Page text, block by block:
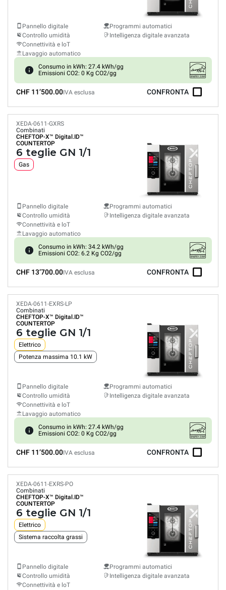
Pannello digitale
Controllo umidità
Connettività e loT
Lavaggio automatico
Programmi automatici
Intelligenza digitale avanzata
Consumo in kWh: 27.4 kWh/gg
Emissioni CO2: 0 Kg CO2/gg
CHF 11’500.00IVA esclusa CONFRONTA
XEDA-0611-GXRS
Combinati
CHEFTOP-X™ Digital.ID™
COUNTERTOP
6 teglie GN 1/1
Gas
Pannello digitale
Controllo umidità
Connettività e loT
Lavaggio automatico
Programmi automatici
Intelligenza digitale avanzata
Consumo in kWh: 34.2 kWh/gg
Emissioni CO2: 6.2 Kg CO2/gg
CHF 13’700.00IVA esclusa CONFRONTA
XEDA-0611-EXRS-LP
Combinati
CHEFTOP-X™ Digital.ID™
COUNTERTOP
6 teglie GN 1/1
Elettrico
Potenza massima 10.1 kW
Pannello digitale
Controllo umidità
Connettività e loT
Lavaggio automatico
Programmi automatici
Intelligenza digitale avanzata
Consumo in kWh: 27.4 kWh/gg
Emissioni CO2: 0 Kg CO2/gg
CHF 11’500.00IVA esclusa CONFRONTA
XEDA-0611-EXRS-PO
Combinati
CHEFTOP-X™ Digital.ID™
COUNTERTOP
6 teglie GN 1/1
Elettrico
Sistema raccolta grassi
Pannello digitale
Controllo umidità
Connettività e loT
Programmi automatici
Intelligenza digitale avanzata